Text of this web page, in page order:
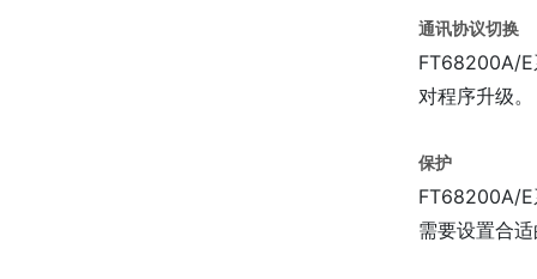
通讯协议切换
FT68200A/E
对程序升级。
保护
FT68200A/E
需要设置合